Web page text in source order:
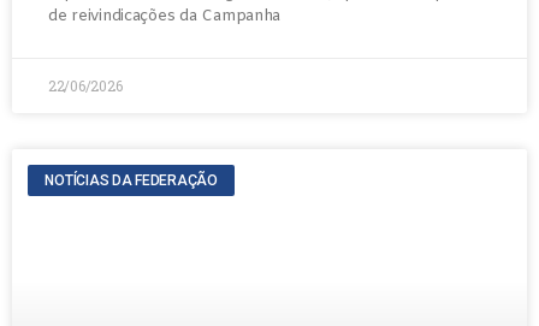
de reivindicações da Campanha
22/06/2026
NOTÍCIAS DA FEDERAÇÃO